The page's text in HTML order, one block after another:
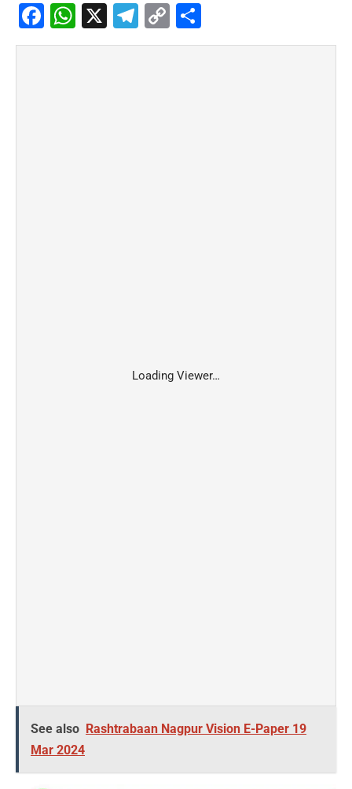
Facebook
WhatsApp
X Telegram
Copy
Link
Loading Viewer…
See also Rashtrabaan Nagpur Vision E-Paper 19
Mar 2024